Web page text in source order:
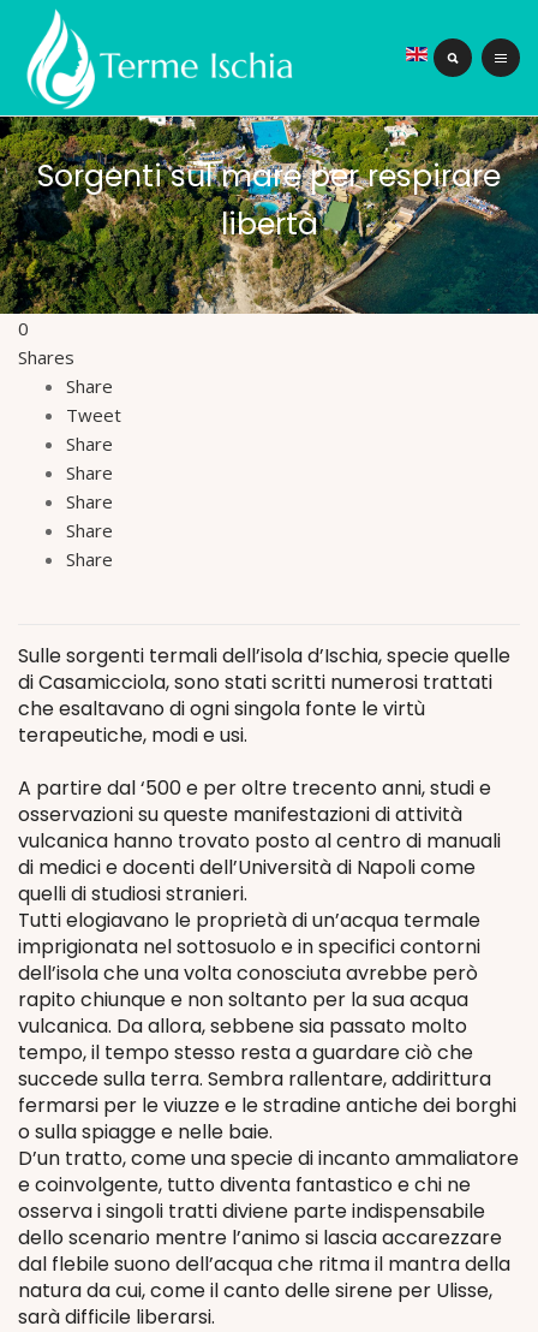
Sorgenti sul mare per respirare
libertà
0
Shares
Share
Tweet
Share
Share
Share
Share
Share
Sulle sorgenti termali dell’isola d’Ischia, specie quelle
di Casamicciola, sono stati scritti numerosi trattati
che esaltavano di ogni singola fonte le virtù
terapeutiche, modi e usi.
A partire dal ‘500 e per oltre trecento anni, studi e
osservazioni su queste manifestazioni di attività
vulcanica hanno trovato posto al centro di manuali
di medici e docenti dell’Università di Napoli come
quelli di studiosi stranieri.
Tutti elogiavano le proprietà di un’acqua termale
imprigionata nel sottosuolo e in specifici contorni
dell’isola che una volta conosciuta avrebbe però
rapito chiunque e non soltanto per la sua acqua
vulcanica. Da allora, sebbene sia passato molto
tempo, il tempo stesso resta a guardare ciò che
succede sulla terra. Sembra rallentare, addirittura
fermarsi per le viuzze e le stradine antiche dei borghi
o sulla spiagge e nelle baie.
D’un tratto, come una specie di incanto ammaliatore
e coinvolgente, tutto diventa fantastico e chi ne
osserva i singoli tratti diviene parte indispensabile
dello scenario mentre l’animo si lascia accarezzare
dal flebile suono dell’acqua che ritma il mantra della
natura da cui, come il canto delle sirene per Ulisse,
sarà difficile liberarsi.